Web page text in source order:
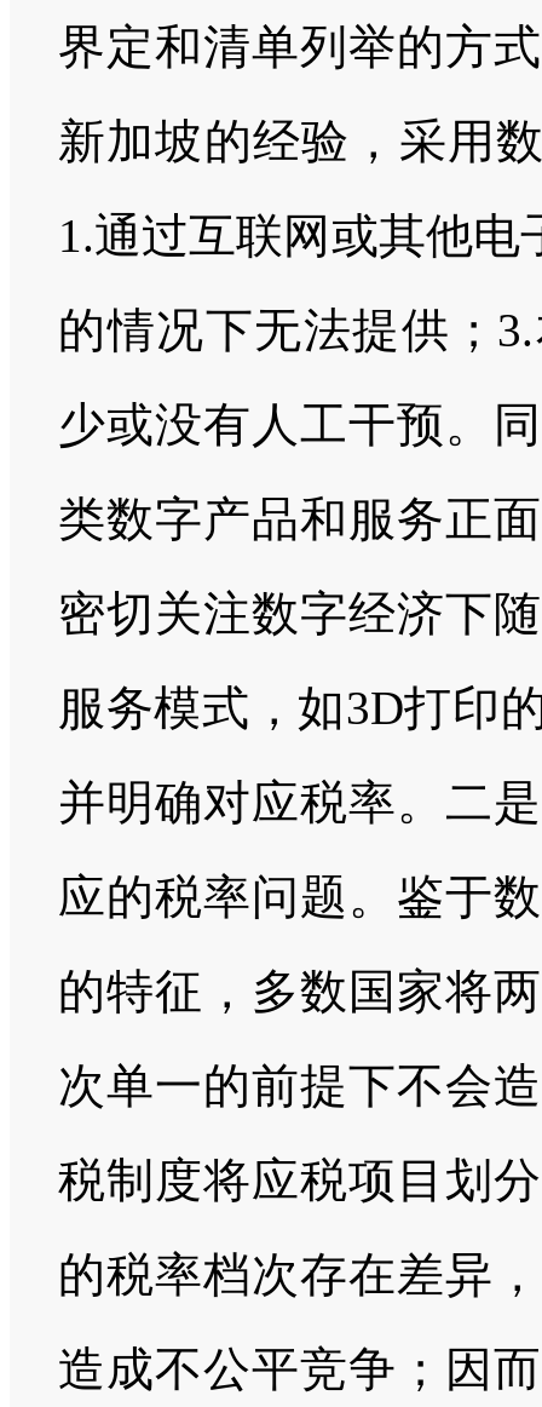
界定和清单列举的方
新加坡的经验，采用
1.通过互联网或其他
的情况下无法提供；
少或没有人工干预。
类数字产品和服务正
密切关注数字经济下
服务模式，如3D打印
并明确对应税率。二
应的税率问题。鉴于
的特征，多数国家将
次单一的前提下不会
税制度将应税项目划
的税率档次存在差异
造成不公平竞争；因